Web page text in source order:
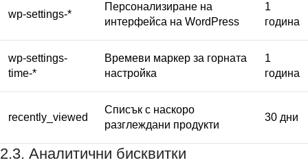
wp-settings-*
Персонализиране на
интерфейса на WordPress
1
година
wp-settings-
time-*
Времеви маркер за горната
настройка
1
година
recently_viewed
Списък с наскоро
разглеждани продукти
30 дни
2.3. Аналитични бисквитки